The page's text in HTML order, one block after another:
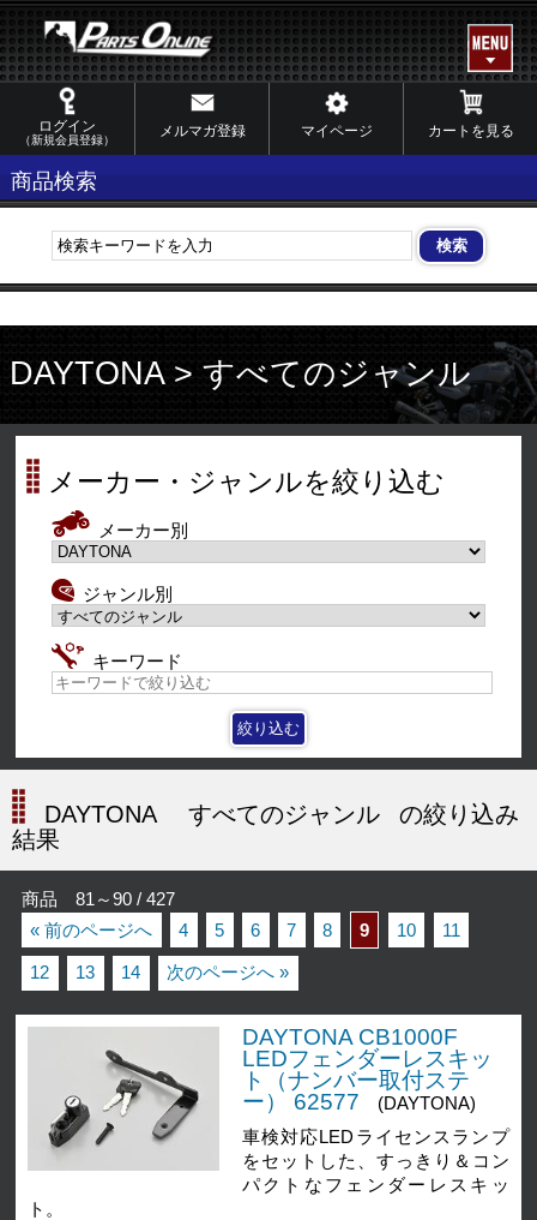
ログイン
（新規会員登録）
メルマガ登録 マイページ カートを見る
商品検索
DAYTONA > すべてのジャンル
メーカー・ジャンルを絞り込む
メーカー別
ジャンル別
キーワード
DAYTONA すべてのジャンル
の絞り込み
結果
商品 81～90 / 427
« 前のページへ
4 5 6 7 8 9 10 11
12 13 14 次のページへ »
DAYTONA CB1000F
LEDフェンダーレスキッ
ト（ナンバー取付ステ
ー） 62577
(DAYTONA)
車検対応LEDライセンスランプ
をセットした、すっきり＆コン
パクトなフェンダーレスキッ
ト。